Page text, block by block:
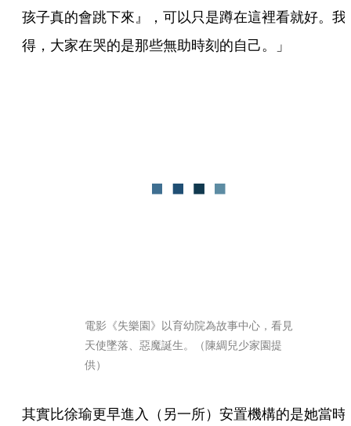
孩子真的會跳下來』，可以只是蹲在這裡看就好。我
得，大家在哭的是那些無助時刻的自己。」
電影《失樂園》以育幼院為故事中心，看見
天使墜落、惡魔誕生。（陳綢兒少家園提
供）
其實比徐瑜更早進入（另一所）安置機構的是她當時